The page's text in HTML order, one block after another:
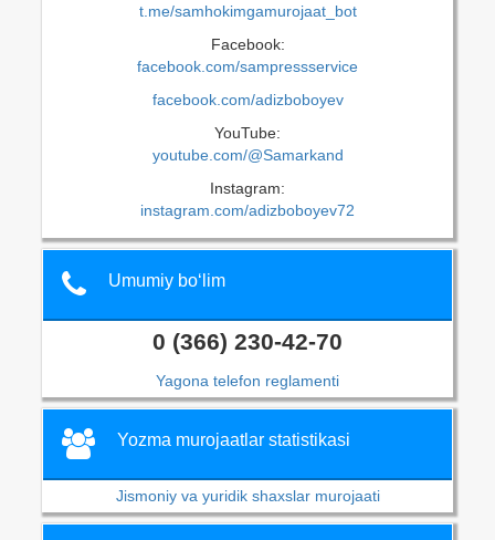
t.me/samhokimgamurojaat_bot
Facebook:
facebook.com/sampressservice
facebook.com/adizboboyev
YouTube:
youtube.com/@Samarkand
Instagram:
instagram.com/adizboboyev72
Umumiy bo‘lim
0 (366) 230-42-70
Yagona telefon reglamenti
Yozma murojaatlar statistikasi
Jismoniy va yuridik shaxslar murojaati